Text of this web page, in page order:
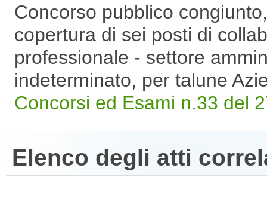
Concorso pubblico
copertura di sei posti di
professionale - settore
indeterminato, per talune
Concorsi ed Esami n.33 del
Elenco degli atti